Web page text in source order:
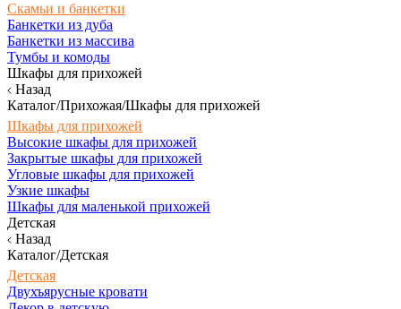
Скамьи и банкетки
Банкетки из дуба
Банкетки из массива
Тумбы и комоды
Шкафы для прихожей
Назад
Каталог/Прихожая/Шкафы для прихожей
Шкафы для прихожей
Высокие шкафы для прихожей
Закрытые шкафы для прихожей
Угловые шкафы для прихожей
Узкие шкафы
Шкафы для маленькой прихожей
Детская
Назад
Каталог/Детская
Детская
Двухъярусные кровати